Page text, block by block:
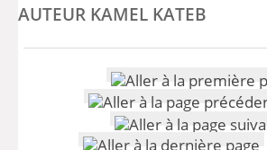
AUTEUR KAMEL KATEB